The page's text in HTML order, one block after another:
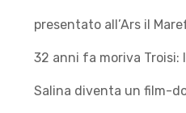
presentato all’Ars il
32 anni fa moriva Troisi:
Salina diventa un film-